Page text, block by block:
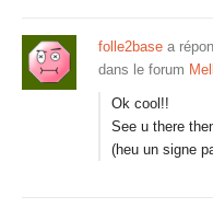
folle2base a
dans le forum
Ok cool!!
See u there
(heu un signe